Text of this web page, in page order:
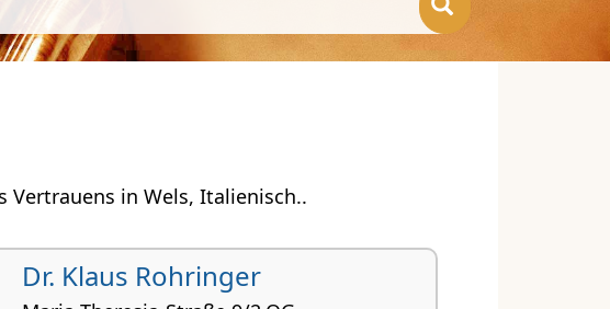
Vertrauens in Wels, Italienisch..
Dr. Klaus Rohringer